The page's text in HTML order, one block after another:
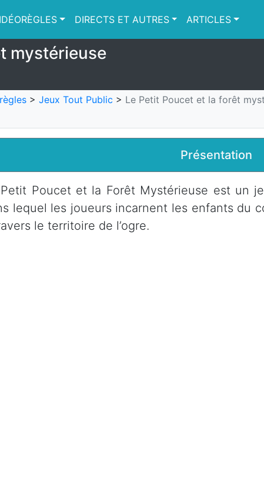
DIRECTS ET AUTRES ARTICLES
mystérieuse
> Jeux Tout Public > Le Petit Poucet et la forêt
Présentation
Poucet et la Forêt Mystérieuse est un
lequel les joueurs incarnent les enfants du
le territoire de l’ogre.